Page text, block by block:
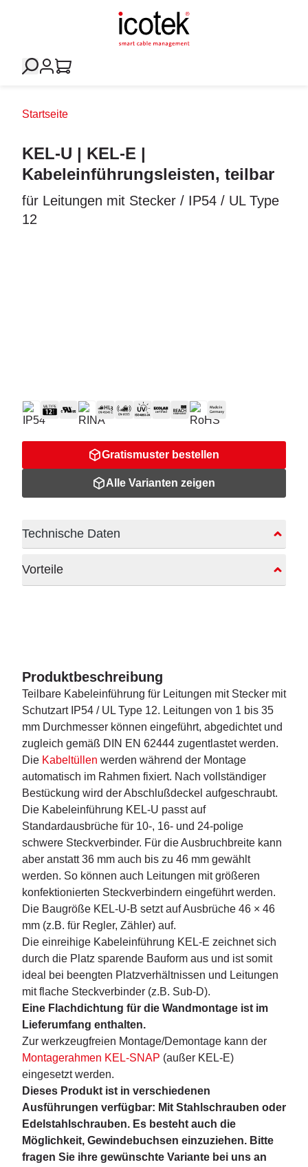
Startseite
KEL-U | KEL-E |
Kabeleinführungsleisten, teilbar
für Leitungen mit Stecker / IP54 / UL Type
12
Gratismuster bestellen
Alle Varianten zeigen
Technische Daten
Vorteile
Produktbeschreibung
Teilbare Kabeleinführung für Leitungen mit Stecker mit
Schutzart IP54 / UL Type 12. Leitungen von 1 bis 35
mm Durchmesser können eingeführt, abgedichtet und
zugleich gemäß DIN EN 62444 zugentlastet werden.
Die Kabeltüllen werden während der Montage
automatisch im Rahmen fixiert. Nach vollständiger
Bestückung wird der Abschlußdeckel aufgeschraubt.
Die Kabeleinführung KEL-U passt auf
Standardausbrüche für 10-, 16- und 24-polige
schwere Steckverbinder. Für die Ausbruchbreite kann
aber anstatt 36 mm auch bis zu 46 mm gewählt
werden. So können auch Leitungen mit größeren
konfektionierten Steckverbindern eingeführt werden.
Die Baugröße KEL-U-B setzt auf Ausbrüche 46 × 46
mm (z.B. für Regler, Zähler) auf.
Die einreihige Kabeleinführung KEL-E zeichnet sich
durch die Platz sparende Bauform aus und ist somit
ideal bei beengten Platzverhältnissen und Leitungen
mit flache Steckverbinder (z.B. Sub-D).
Eine Flachdichtung für die Wandmontage ist im
Lieferumfang enthalten.
Zur werkzeugfreien Montage/Demontage kann der
Montagerahmen KEL-SNAP (außer KEL-E)
eingesetzt werden.
Dieses Produkt ist in verschiedenen
Ausführungen verfügbar: Mit Stahlschrauben oder
Edelstahlschrauben. Es besteht auch die
Möglichkeit, Gewindebuchsen einzuziehen. Bitte
fragen Sie ihre gewünschte Variante bei uns an